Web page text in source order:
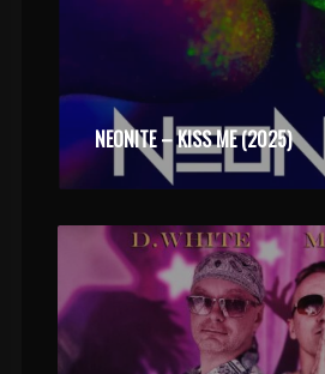
NEONITE – KISS ME (2025)